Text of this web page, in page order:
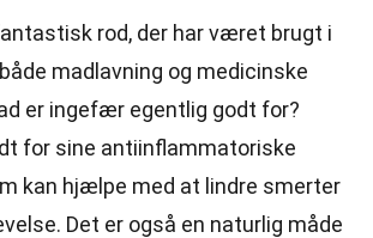
rod, der har været brugt i
madlavning og medicinske
er ingefær egentlig godt for?
for sine antiinflammatoriske
kan hjælpe med at lindre smerter
Det er også en naturlig måde